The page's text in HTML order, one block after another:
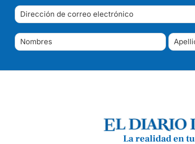
La realidad en